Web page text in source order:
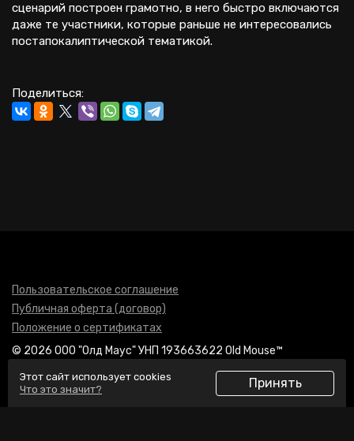
сценарий построен грамотно, в него быстро включаются
даже те участники, которые раньше не интересовались
постапокалиптической тематикой.
Поделиться:
Пользовательское соглашение
Публичная оферта (договор)
Положение о сертификатах
© 2026 ООО "Олд Маус" УНП 193663622 Old Mouse™
Разработка сайта ZmitroC.by™
Этот сайт использует cookies
Что это значит?
Принять